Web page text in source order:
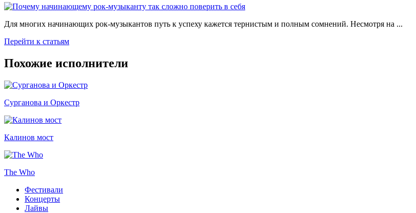
Для многих начинающих рок-музыкантов путь к успеху кажется тернистым и полным сомнений. Несмотря на ...
Перейти к статьям
Похожие исполнители
Сурганова и Оркестр
Калинов мост
The Who
Фестивали
Концерты
Лайвы